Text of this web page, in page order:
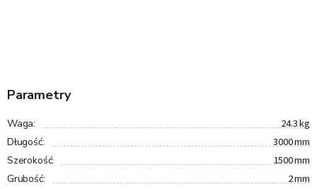
Parametry
Waga: 24.3 kg
Długość: 3000 mm
Szerokość: 1500 mm
Grubość: 2 mm